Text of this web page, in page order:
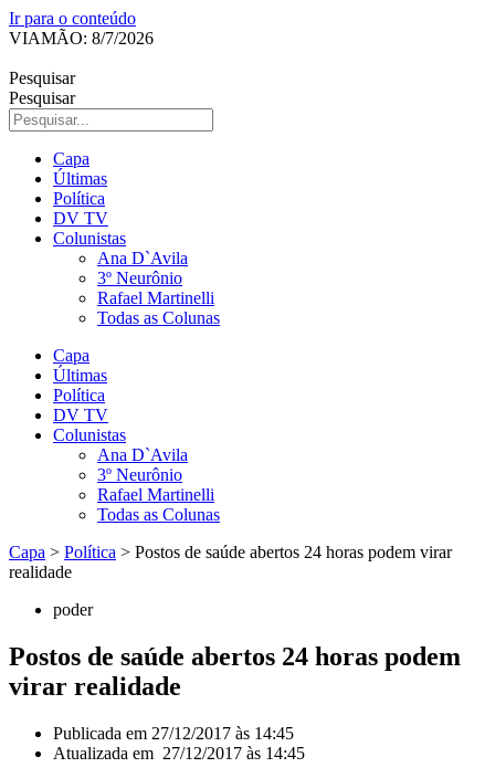
Ir para o conteúdo
VIAMÃO: 8/7/2026
Pesquisar
Pesquisar
Capa
Últimas
Política
DV TV
Colunistas
Ana D`Avila
3º Neurônio
Rafael Martinelli
Todas as Colunas
Capa
Últimas
Política
DV TV
Colunistas
Ana D`Avila
3º Neurônio
Rafael Martinelli
Todas as Colunas
Capa > Política > Postos de saúde abertos 24 horas podem virar
realidade
poder
Postos de saúde abertos 24 horas podem
virar realidade
Publicada em 27/12/2017 às 14:45
Atualizada em 27/12/2017 às 14:45